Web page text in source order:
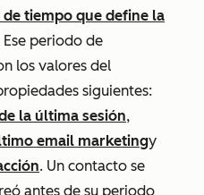
tiempo que define la
Ese periodo de
los valores del
siguientes:
la última sesión,
email marketingy
. Un contacto se
antes de su periodo